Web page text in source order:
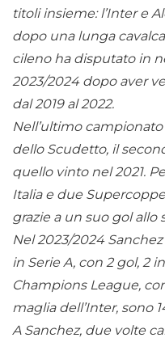
titoli insieme: l’Inter e
dopo una lunga
cileno ha disputato in
2023/2024 dopo aver
dal 2019 al 2022.
Nell’ultimo
dello Scudetto, il
quello vinto nel 2021.
Italia e due
grazie a un suo gol allo
Nel 2023/2024
in Serie A, con 2 gol, 2
Champions League,
maglia dell’Inter, sono
A Sanchez, due volte